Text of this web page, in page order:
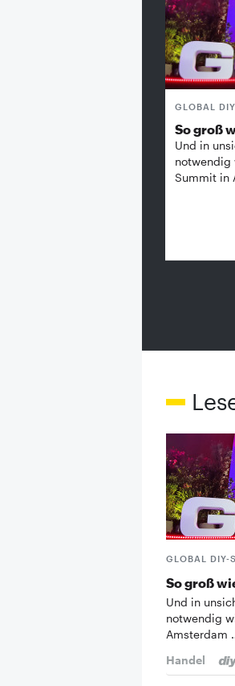
GLOBAL
So groß
Und in
notwendig
Summit in
GLOBAL DIY-
So groß
Und in
notwendig
Amsterdam
Handel